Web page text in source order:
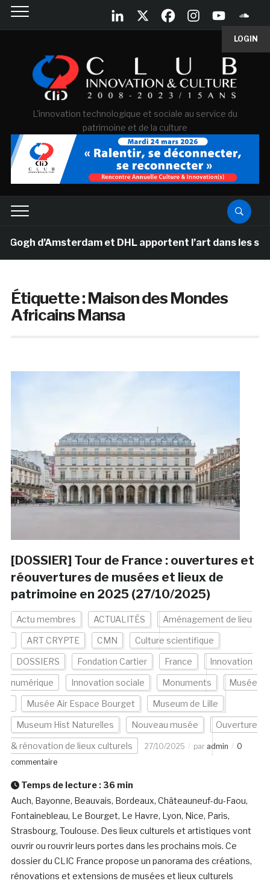
LOGIN
L'innovation technologique et sociale au service du
patrimoine et de la culture
d’Amsterdam et DHL apportent l’art dans les salles
Étiquette :Maison des Mondes
Africains Mansa
[DOSSIER] Tour de France : ouvertures et
réouvertures de musées et lieux de
patrimoine en 2025 (27/10/2025)
Actu membres ACTUALITÉS Aménagement de lieu
ART CRYPTE CMN Culture scientifique
DOSSIERS Fondation Cartier France Innovation
numérique Innovation sociale Monuments Musée
Musée Air Espace Bourget Museum de Lille
Museum Hist Naturelles Nouveau musée Ouverture
& rénovation de lieux culturels 27/10/2025 par admin
0
commentaire
Temps de lecture : 36 min
Auch, Bayonne, Beauvais, Bordeaux, Châteauneuf-du-Faou,
Fontainebleau, Le Bourget, Le Havre, Lyon, Nice, Paris,
Strasbourg, Toulouse. Des lieux culturels et artistiques vont
ouvrir ou rouvrir leurs portes dans les prochains mois. Ce
dossier du CLIC France propose un panorama des créations,
rénovations et extensions de musées et lieux culturels